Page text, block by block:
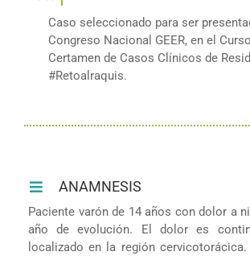
Caso seleccionado para ser
Congreso Nacional GEER, en el
Certamen de Casos Clínicos de
#Retoalraquis.
ANAMNESIS
Paciente varón de 14 años con dolor a
año de evolución. El dolor es
localizado en la región